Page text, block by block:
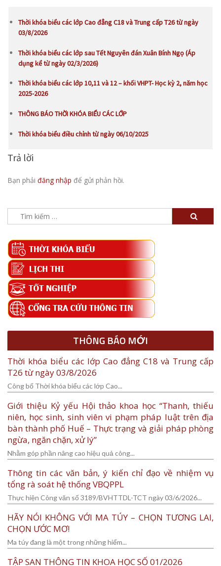
Thời khóa biểu các lớp Cao đẳng C18 và Trung cấp T26 từ ngày
03/8/2026
Thời khóa biểu các lớp sau Tết Nguyên đán Xuân Bính Ngọ (Áp
dụng kể từ ngày 02/3/2026)
Thời khóa biểu các lớp 10,11 và 12 – khối VHPT- Học kỳ 2, năm học
2025-2026
THÔNG BÁO THỜI KHÓA BIỂU CÁC LỚP
Thời khóa biểu điều chỉnh từ ngày 06/10/2025
Trả lời
Bạn phải đăng nhập để gửi phản hồi.
kiếm
THÔNG BÁO MỚI
Thời khóa biểu các lớp Cao đẳng C18 và Trung cấp
T26 từ ngày 03/8/2026
Công bố Thời khóa biểu các lớp Cao...
Giới thiệu Kỷ yếu Hội thảo khoa học “Thanh, thiếu
niên, học sinh, sinh viên vi phạm pháp luật trên địa
bàn thành phố Huế – Thực trạng và giải pháp phòng
ngừa, ngăn chặn, xử lý”
Nhằm góp phần nâng cao hiệu quả công...
Thông tin các văn bản, ý kiến chỉ đạo về nhiệm vụ
tổng rà soát hệ thống VBQPPL
Thực hiện Công văn số 3189/BVHTTDL-TCT ngày 03/6/2026...
HÃY NÓI KHÔNG VỚI MA TÚY – CHỌN TƯƠNG LAI,
CHỌN ƯỚC MƠ!
Ma túy đang là một trong những hiểm...
TẬP SAN THÔNG TIN KHOA HỌC SỐ 01/2026